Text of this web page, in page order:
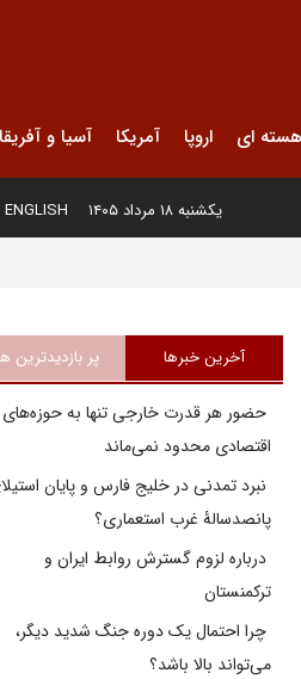
ای اروپا آمریکا آسیا و آفریقا
ENGLISH یکشنبه ۱۸ مرداد ۱۴۰۵
آخرین خبرها پر بازدیدترین
حضور هر قدرت خارجی تنها به حوزه‌های
اقتصادی محدود نمی‌ماند
نبرد تمدنی در خلیج فارس و پایان
پانصدسالۀ غرب استعماری؟
درباره لزوم گسترش روابط ایران و
ترکمنستان
چرا احتمال یک دوره جنگ شدید دیگر،
می‌تواند بالا باشد؟